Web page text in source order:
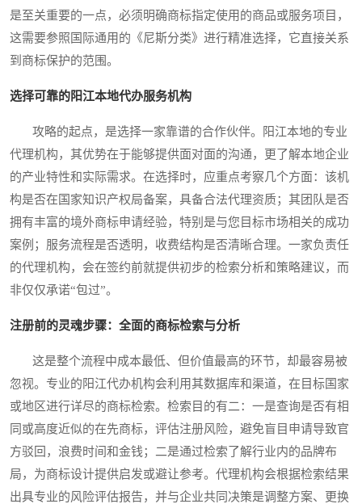
是至关重要的一点，必须明确商标指定使用的商品或服务项目，
这需要参照国际通用的《尼斯分类》进行精准选择，它直接关系
到商标保护的范围。
选择可靠的阳江本地代办服务机构
攻略的起点，是选择一家靠谱的合作伙伴。阳江本地的专业
代理机构，其优势在于能够提供面对面的沟通，更了解本地企业
的产业特性和实际需求。在选择时，应重点考察几个方面：该机
构是否在国家知识产权局备案，具备合法代理资质；其团队是否
拥有丰富的境外商标申请经验，特别是与您目标市场相关的成功
案例；服务流程是否透明，收费结构是否清晰合理。一家负责任
的代理机构，会在签约前就提供初步的检索分析和策略建议，而
非仅仅承诺“包过”。
注册前的灵魂步骤：全面的商标检索与分析
这是整个流程中成本最低、但价值最高的环节，却最容易被
忽视。专业的阳江代办机构会利用其数据库和渠道，在目标国家
或地区进行详尽的商标检索。检索目的有二：一是查询是否有相
同或高度近似的在先商标，评估注册风险，避免盲目申请导致官
方驳回，浪费时间和金钱；二是通过检索了解行业内的品牌布
局，为商标设计提供启发或避让参考。代理机构会根据检索结果
出具专业的风险评估报告，并与企业共同决策是调整方案、更换